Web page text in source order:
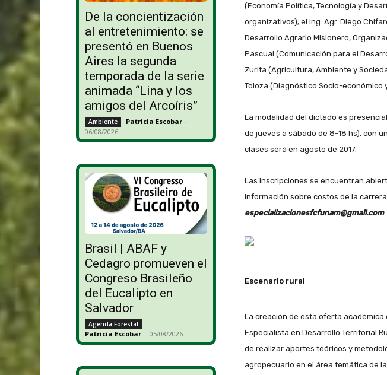
De la concientización
al entretenimiento: se
presentó en Buenos
Aires la segunda
temporada de la serie
animada “Lina y los
amigos del Arcoíris”
Ambiente Patricia Escobar -
06/08/2026
Brasil | ABAF y
Cedagro promueven el
Congreso Brasileño
del Eucalipto en
Salvador
Agenda Forestal
Patricia Escobar - 05/08/2026
(Economía Política, Tecnología y
organizativos); el Ing. Agr. Diego
Desarrollo Agrario Misionero,
Pascual (Comunicación para el
Zurita (Agricultura, Ambiente y
Toloza (Diagnóstico Socio-económico
La modalidad del dictado es
de jueves a sábado de 8-18 hs), con
clases será en agosto de 2017.
Las inscripciones se encuentran
información sobre costos de la
especializacionesfcfunam@gmail.com.
Escenario rural
La creación de esta oferta
Especialista en Desarrollo Territorial
de realizar aportes teóricos y
agropecuario en el área temática de